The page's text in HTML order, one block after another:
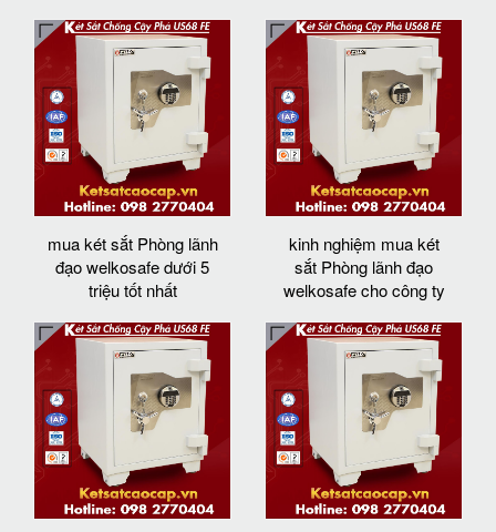
mua két sắt Phòng lãnh
đạo welkosafe dưới 5
triệu tốt nhất
kinh nghiệm mua két
sắt Phòng lãnh đạo
welkosafe cho công ty